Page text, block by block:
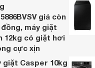
giá còn
máy giặt
12kg có giặt hơi
cực xịn
giặt Casper 10kg